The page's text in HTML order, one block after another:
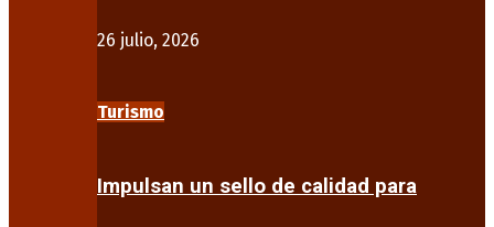
26 julio, 2026
Turismo
Impulsan un sello de calidad para